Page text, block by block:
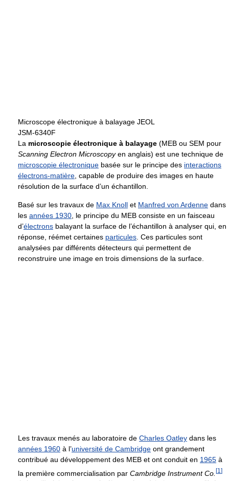
Microscope électronique à balayage JEOL
JSM-6340F
La microscopie électronique à balayage (MEB ou SEM pour
Scanning Electron Microscopyen anglais) est une technique de
microscopie électronique basée sur le principe des interactions
électrons-matière , capable de produire des images en haute
résolution de la surface d’un échantillon.
Basé sur les travaux de Max Knoll et Manfred von Ardenne dans
les années 1930 , le principe du MEB consiste en un faisceau
d’électrons balayant la surface de l’échantillon à analyser qui, en
réponse, réémet certaines particules . Ces particules sont
analysées par différents détecteurs qui permettent de
reconstruire une image en trois dimensions de la surface.
Les travaux menés au laboratoire de Charles Oatley dans les
années 1960 à l’université de Cambridge ont grandement
contribué au développement des MEB et ont conduit en 1965 à
la première commercialisation par Cambridge Instrument Co. [1 ]